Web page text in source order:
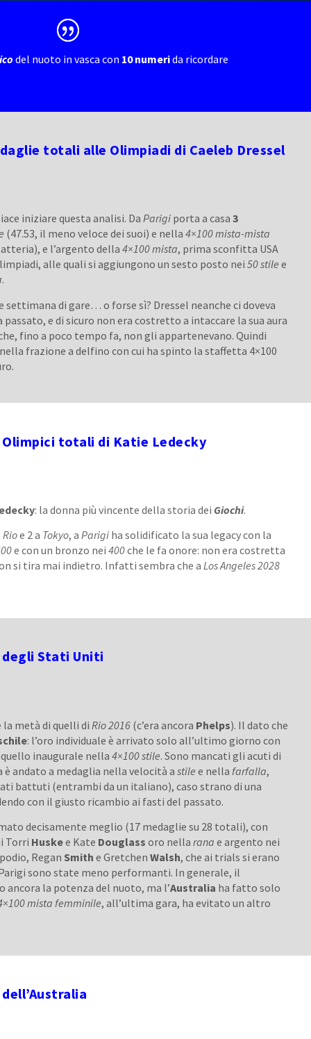
del nuoto in vasca con 10 numerida ricordare
totali alle Olimpiadi di Caeleb Dressel
iniziare questa analisi. DaParigi porta a casa3
(47.53, il meno veloce dei suoi) e nella4×100 mista-mista
e l’argento della4×100 mista, prima sconfitta USA
alle quali si aggiungono un sesto posto nei50 stile e
.
di gare… o forse sì? Dressel neanche ci doveva
passato, e di sicuro non era costretto a intaccare la sua aura
fino a poco tempo fa, non gli appartenevano. Quindi
frazione a delfino con cui ha spinto la staffetta 4×100
Olimpici totali di Katie Ledecky
: la donna più vincente della storia dei Giochi.
Rioe 2 a Tokyo, aParigi ha solidificato la sua legacy con la
e con un bronzo nei400che le fa onore: non era costretta
si tira mai indietro. Infatti sembra che aLos Angeles 2028
Stati Uniti
la metà di quelli di Rio 2016 (c’era ancora Phelps). Il dato che
: l’oro individuale è arrivato solo all’ultimo giorno con
quello inaugurale nella4×100 stile. Sono mancati gli acuti di
è andato a medaglia nella velocità astile e nella farfalla,
battuti (entrambi da un italiano), caso strano di una
con il giusto ricambio ai fasti del passato.
decisamente meglio (17 medaglie su 28 totali), con
Torri Huskee Kate Douglass oro nellarana e argento nei
Regan Smith e GretchenWalsh, che ai trials si erano
sono state meno performanti. In generale, il
ancora la potenza del nuoto, ma l’Australia ha fatto solo
mista femminile, all’ultima gara, ha evitato un altro